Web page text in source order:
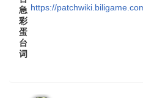
急 https://
彩
蛋
台
词